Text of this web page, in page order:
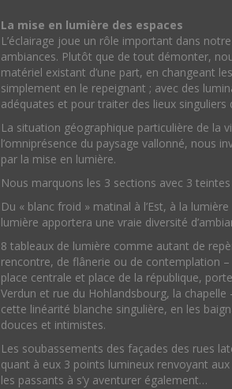
La mise en lumière des espaces
L’éclairage joue un rôle important dans
ambiances. Plutôt que de tout démonter,
matériel existant d’une part, en changeant
simplement en le repeignant ; avec des
adéquates et pour traiter des lieux singuliers
La situation géographique particulière de la
l’omniprésence du paysage vallonné, nous
par la mise en lumière.
Nous marquons les 3 sections avec 3
Du « blanc froid » matinal à l’Est, à la
lumière apportera une vraie diversité
8 tableaux de lumière comme autant de
rencontre, de flânerie ou de contemplation
place centrale et place de la république,
Verdun et rue du Hohlandsbourg, la
cette linéarité blanche singulière, en les
douces et intimistes.
Les soubassements des façades des rues
quant à eux 3 points lumineux renvoyant
les passants à s’y aventurer également…